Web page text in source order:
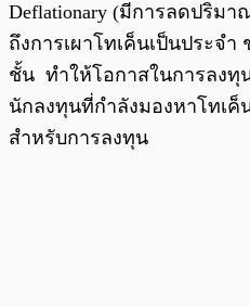
Deflationary (มีการลดปริม
ถึงการเผาโทเค็นเป็นประจ
ชั้น ทำให้โอกาสในการลง
นักลงทุนที่กำลังมองหาโทเ
สำหรับการลงทุน